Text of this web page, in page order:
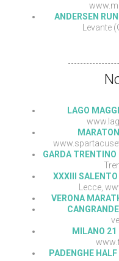
ANDERSEN
Levante
LAGO
GARDA
XXXIII
Lecce,
VERONA
MILANO 21
PADENGHE